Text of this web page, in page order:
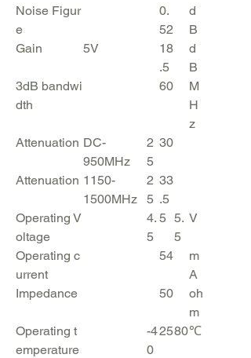
Noise Figur
e
0.
52
d
B
Gain
5V
18
.5
d
B
3dB bandwi
dth
60
M
H
z
Attenuation DC-
950MHz
2
5
30
Attenuation 1150-
1500MHz
2
5
33
.5
Operating V
oltage
4.
5
5 5.
5
V
Operating c
urrent
54
m
A
Impedance
50
oh
m
Operating t
emperature
-4
0
2580℃